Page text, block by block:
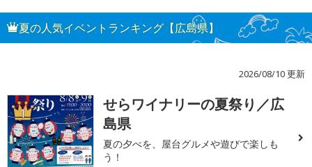
夏の人気イベントランキング【広島県】
2026/08/10 更新
1
せらワイナリーの夏祭り／広
島県
夏の夕べを、屋台グルメや遊びで楽しも
う！